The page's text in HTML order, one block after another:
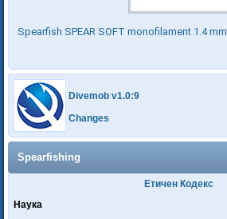
Spearfish SPEAR SOFT monofilament 1.4 mm
Divemob v1.0:9
Changes
Spearfishing
Етичен Кодекс
Наука